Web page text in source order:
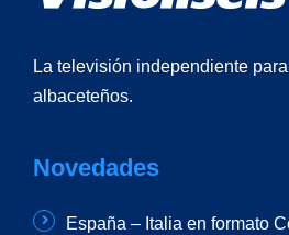
La televisión independiente
albaceteños.
Novedades
España – Italia en formato